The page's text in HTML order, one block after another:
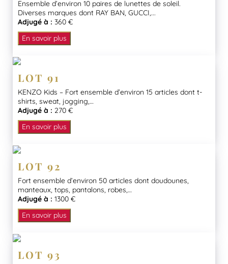
Ensemble d’environ 10 paires de lunettes de soleil.
Diverses marques dont RAY BAN, GUCCI,...
Adjugé à : 360 €
En savoir plus
LOT 91
KENZO Kids – Fort ensemble d’environ 15 articles dont t-
shirts, sweat, jogging,…
Adjugé à : 270 €
En savoir plus
LOT 92
Fort ensemble d’environ 50 articles dont doudounes,
manteaux, tops, pantalons, robes,…
Adjugé à : 1300 €
En savoir plus
LOT 93